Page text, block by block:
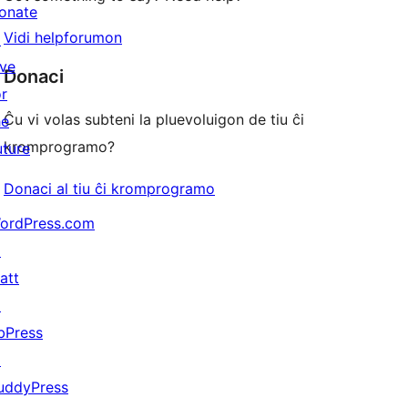
Vidi helpforumon
Donaci
Ĉu vi volas subteni la pluevoluigon de tiu ĉi
kromprogramo?
Donaci al tiu ĉi kromprogramo